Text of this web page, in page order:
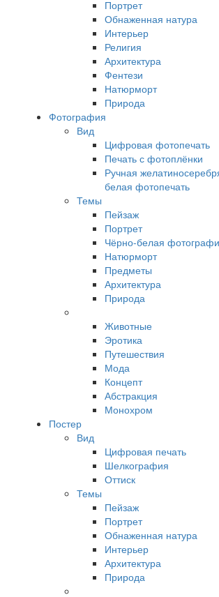
Портрет
Обнаженная натура
Интерьер
Религия
Архитектура
Фентези
Натюрморт
Природа
Фотография
Вид
Цифровая фотопечать
Печать с фотоплёнки
Ручная
белая фотопечать
Темы
Пейзаж
Портрет
Чёрно-белая
Натюрморт
Предметы
Архитектура
Природа
Животные
Эротика
Путешествия
Мода
Концепт
Абстракция
Монохром
Постер
Вид
Цифровая печать
Шелкография
Оттиск
Темы
Пейзаж
Портрет
Обнаженная натура
Интерьер
Архитектура
Природа